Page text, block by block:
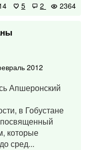
5 2 2364
2012
Апшеронский
в Гобустане
посвященный
которые
сред...